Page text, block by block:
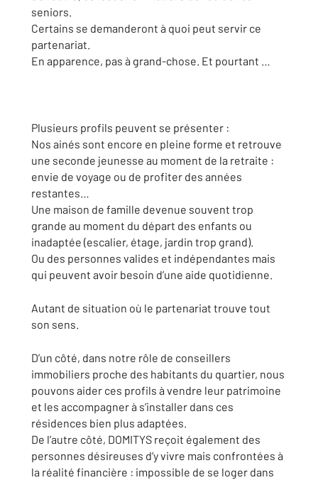
seniors.
Certains se demanderont à quoi peut servir ce
partenariat.
En apparence, pas à grand-chose. Et pourtant …
Plusieurs profils peuvent se présenter :
Nos ainés sont encore en pleine forme et retrouve
une seconde jeunesse au moment de la retraite :
envie de voyage ou de profiter des années
restantes…
Une maison de famille devenue souvent trop
grande au moment du départ des enfants ou
inadaptée (escalier, étage, jardin trop grand).
Ou des personnes valides et indépendantes mais
qui peuvent avoir besoin d’une aide quotidienne.
Autant de situation où le partenariat trouve tout
son sens.
D’un côté, dans notre rôle de conseillers
immobiliers proche des habitants du quartier, nous
pouvons aider ces profils à vendre leur patrimoine
et les accompagner à s’installer dans ces
résidences bien plus adaptées.
De l’autre côté, DOMITYS reçoit également des
personnes désireuses d’y vivre mais confrontées à
la réalité financière : impossible de se loger dans